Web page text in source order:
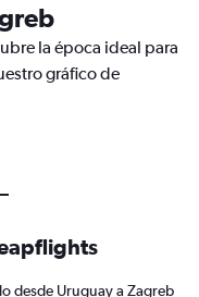
la época ideal para
gráfico de
desde Uruguay a Zagreb